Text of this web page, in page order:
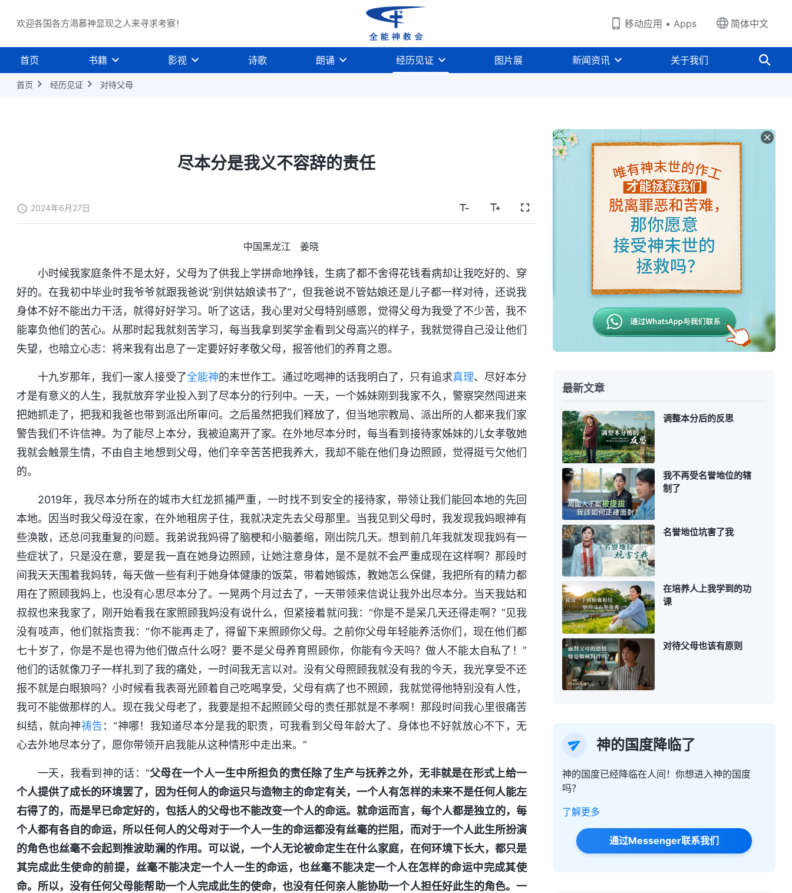
欢迎各国各方渴慕神显现之人来寻求考察！ 移动应用 • Apps 简体中文
首页 书籍 影视 诗歌 朗诵 经历见证 图片展 新闻资讯 关于我们
首页 经历见证 对待父母
尽本分是我义不容辞的责任
2024年6月27日
中国黑龙江 姜晓
小时候我家庭条件不是太好，父母为了供我上学拼命地挣钱，生病了都不舍得花钱看病却让我吃好的、穿
好的。在我初中毕业时我爷爷就跟我爸说“别供姑娘读书了”，但我爸说不管姑娘还是儿子都一样对待，还说我
身体不好不能出力干活，就得好好学习。听了这话，我心里对父母特别感恩，觉得父母为我受了不少苦，我不
能辜负他们的苦心。从那时起我就刻苦学习，每当我拿到奖学金看到父母高兴的样子，我就觉得自己没让他们
失望，也暗立心志：将来我有出息了一定要好好孝敬父母，报答他们的养育之恩。
十九岁那年，我们一家人接受了全能神的末世作工。通过吃喝神的话我明白了，只有追求真理、尽好本分
才是有意义的人生，我就放弃学业投入到了尽本分的行列中。一天，一个姊妹刚到我家不久，警察突然闯进来
把她抓走了，把我和我爸也带到派出所审问。之后虽然把我们释放了，但当地宗教局、派出所的人都来我们家
警告我们不许信神。为了能尽上本分，我被迫离开了家。在外地尽本分时，每当看到接待家姊妹的儿女孝敬她
我就会触景生情，不由自主地想到父母，他们辛辛苦苦把我养大，我却不能在他们身边照顾，觉得挺亏欠他们
的。
2019年，我尽本分所在的城市大红龙抓捕严重，一时找不到安全的接待家，带领让我们能回本地的先回
本地。因当时我父母没在家，在外地租房子住，我就决定先去父母那里。当我见到父母时，我发现我妈眼神有
些涣散，还总问我重复的问题。我弟说我妈得了脑梗和小脑萎缩，刚出院几天。想到前几年我就发现我妈有一
些症状了，只是没在意，要是我一直在她身边照顾，让她注意身体，是不是就不会严重成现在这样啊？那段时
间我天天围着我妈转，每天做一些有利于她身体健康的饭菜，带着她锻炼，教她怎么保健，我把所有的精力都
用在了照顾我妈上，也没有心思尽本分了。一晃两个月过去了，一天带领来信说让我外出尽本分。当天我姑和
叔叔也来我家了，刚开始看我在家照顾我妈没有说什么，但紧接着就问我：“你是不是呆几天还得走啊？”见我
没有吱声，他们就指责我：“你不能再走了，得留下来照顾你父母。之前你父母年轻能养活你们，现在他们都
七十岁了，你是不是也得为他们做点什么呀？要不是父母养育照顾你，你能有今天吗？做人不能太自私了！”
他们的话就像刀子一样扎到了我的痛处，一时间我无言以对。没有父母照顾我就没有我的今天，我光享受不还
报不就是白眼狼吗？小时候看我表哥光顾着自己吃喝享受，父母有病了也不照顾，我就觉得他特别没有人性，
我可不能做那样的人。现在我父母老了，我要是担不起照顾父母的责任那就是不孝啊！那段时间我心里很痛苦
纠结，就向神祷告：“神哪！我知道尽本分是我的职责，可我看到父母年龄大了、身体也不好就放心不下，无
心去外地尽本分了，愿你带领开启我能从这种情形中走出来。”
一天，我看到神的话：“父母在一个人一生中所担负的责任除了生产与抚养之外，无非就是在形式上给一
个人提供了成长的环境罢了，因为任何人的命运只与造物主的命定有关，一个人有怎样的未来不是任何人能左
右得了的，而是早已命定好的，包括人的父母也不能改变一个人的命运。就命运而言，每个人都是独立的，每
个人都有各自的命运，所以任何人的父母对于一个人一生的命运都没有丝毫的拦阻，而对于一个人此生所扮演
的角色也丝毫不会起到推波助澜的作用。可以说，一个人无论被命定生在什么家庭，在何环境下长大，都只是
其完成此生使命的前提，丝毫不能决定一个人一生的命运，也丝毫不能决定一个人在怎样的命运中完成其使
命。所以，没有任何父母能帮助一个人完成此生的使命，也没有任何亲人能协助一个人担任好此生的角色。一
最新文章
调整本分后的反思
我不再受名誉地位的辖
制了
名誉地位坑害了我
在培养人上我学到的功
课
对待父母也该有原则
神的国度降临了
神的国度已经降临在人间！你想进入神的国度
吗？
了解更多
通过Messenger联系我们